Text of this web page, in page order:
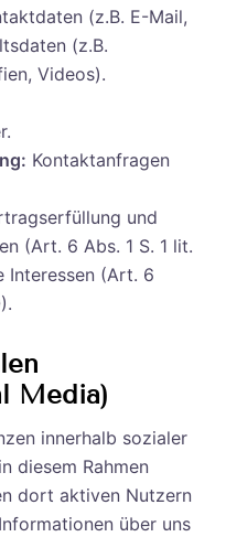
(z.B. E-Mail,
(z.B.
Videos).
Kontaktanfragen
und
(Art. 6 Abs. 1 S. 1 lit.
Interessen (Art. 6
Media)
innerhalb sozialer
diesem Rahmen
dort aktiven Nutzern
über uns